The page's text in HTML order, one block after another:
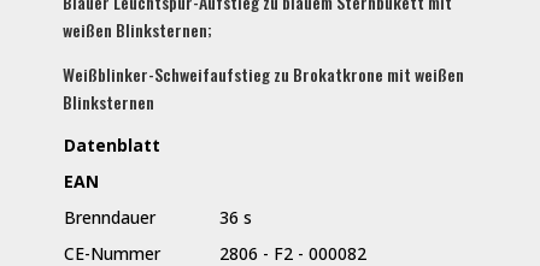
weißen Blinksternen;
Weißblinker-Schweifaufstieg zu Brokatkrone mit weißen
Blinksternen
Datenblatt
EAN
Brenndauer
36 s
CE-Nummer
2806 - F2 - 000082